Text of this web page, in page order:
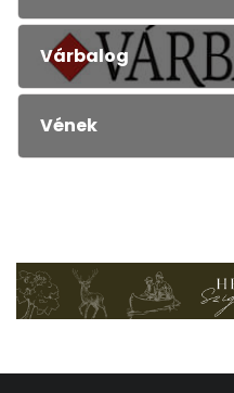
Várbalog
Vének